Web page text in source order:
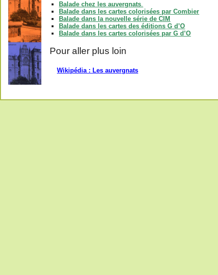
Balade chez les auvergnats.
Balade dans les cartes colorisées par Combier
Balade dans la nouvelle série de CIM
Balade dans les cartes des éditions G d’O
Balade dans les cartes colorisées par G d’O
Pour aller plus loin
Wikipédia : Les auvergnats